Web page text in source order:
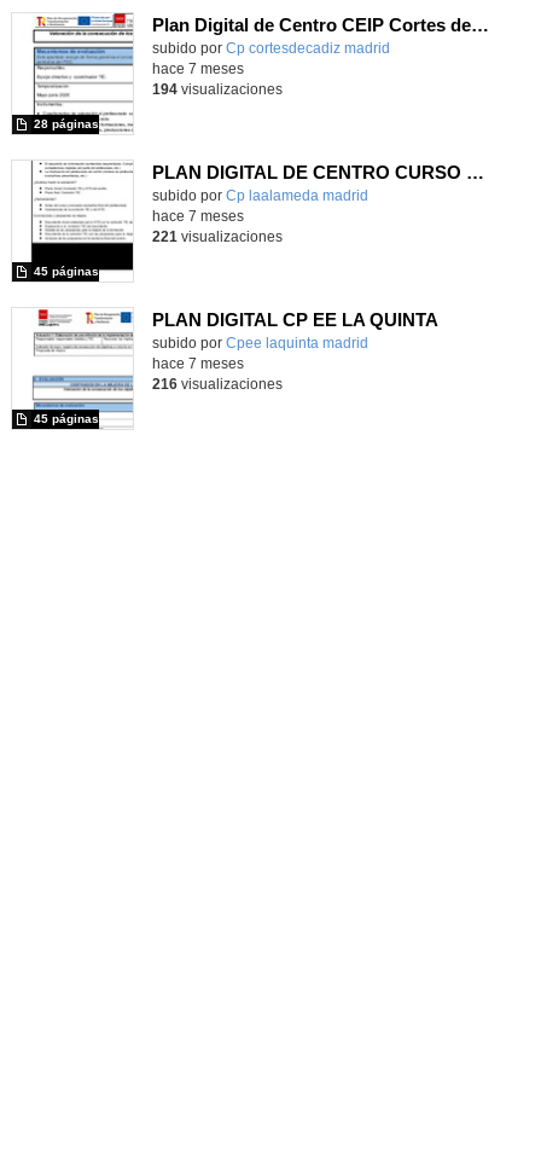
Plan Digital de Centro CEIP Cortes de Cádiz
subido por Cp cortesdecadiz madrid
28 páginas
hace 7 meses
194visualizaciones
PLAN DIGITAL DE CENTRO CURSO 25 26
Contenido educativo.
subido por Cp laalameda madrid
45 páginas
hace 7 meses
221 visualizaciones
PLAN DIGITAL CP EE LA QUINTA
Contenido educativo.
subido por Cpee laquinta madrid
45 páginas
hace 7 meses
216visualizaciones